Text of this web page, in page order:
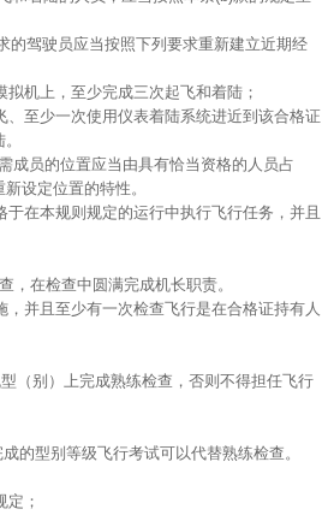
的驾驶员应当按照下列要求重新建立近期经
机上，至少完成三次起飞和着陆；
至少一次使用仪表着陆系统进近到该合格证
成员的位置应当由具有恰当资格的人员占
设定位置的特性。
在本规则规定的运行中执行飞行任务，并且
，在检查中圆满完成机长职责。
并且至少有一次检查飞行是在合格证持有人
（别）上完成熟练检查，否则不得担任飞行
的型别等级飞行考试可以代替熟练检查。
；